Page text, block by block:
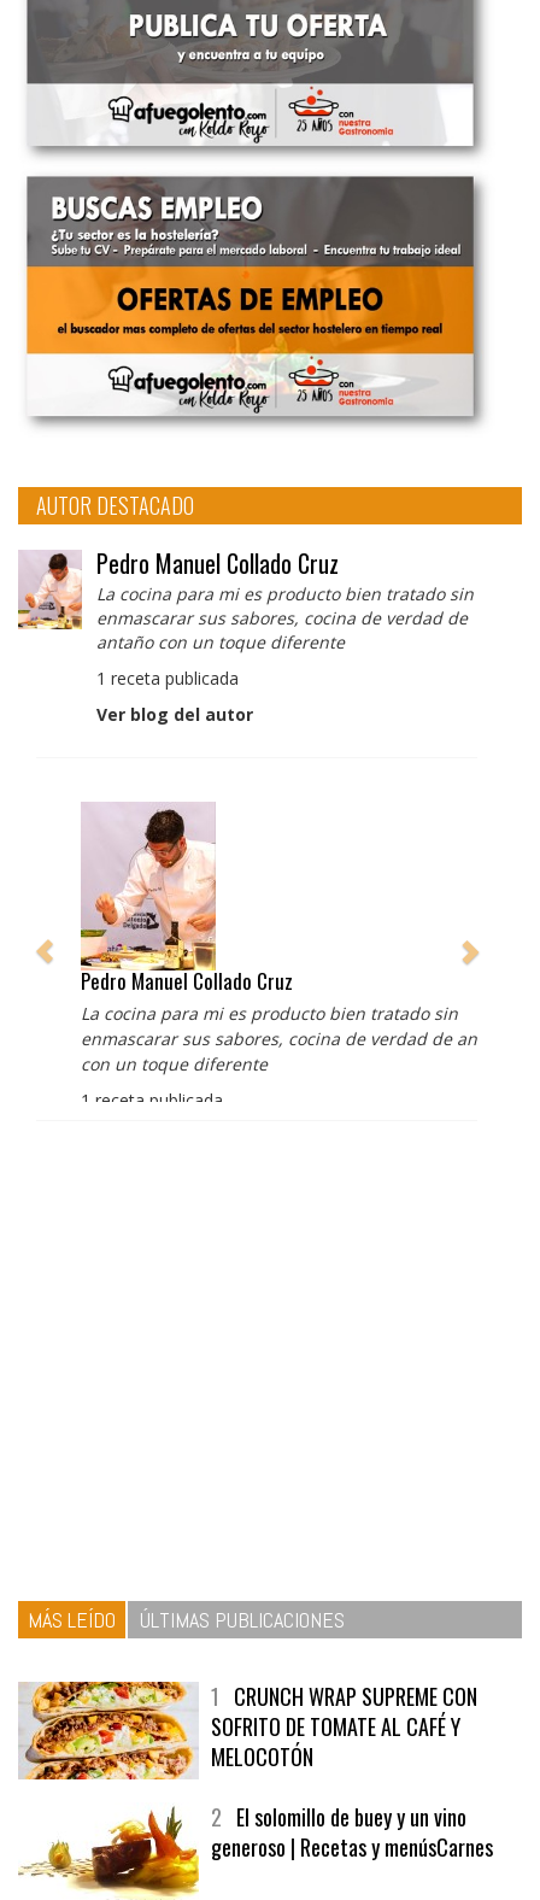
AUTOR DESTACADO
Pedro Manuel Collado Cruz
La cocina para mi es producto bien tratado sin
enmascarar sus sabores, cocina de verdad de
antaño con un toque diferente
1 receta publicada
Ver blog del autor
Pedro Manuel Collado Cruz
La cocina para mi es producto bien tratado sin
enmascarar sus sabores, cocina de verdad de antaño
con un toque diferente
1 receta publicada
1CRUNCH WRAP SUPREME CON
SOFRITO DE TOMATE AL CAFÉ Y
MELOCOTÓN
2El solomillo de buey y un vino